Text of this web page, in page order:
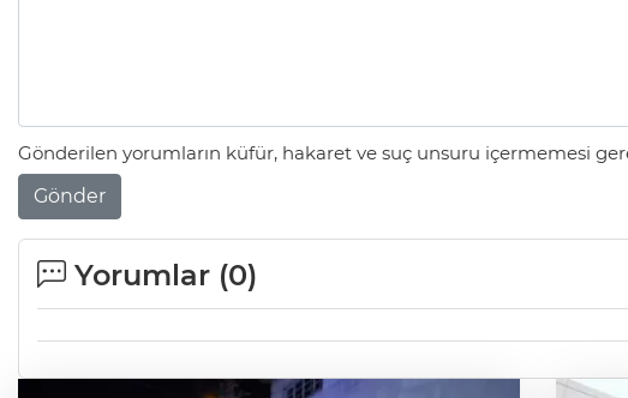
Gönderilen yorumların küfür, hakaret ve suç unsuru içermemesi
Gönder
Yorumlar (0)